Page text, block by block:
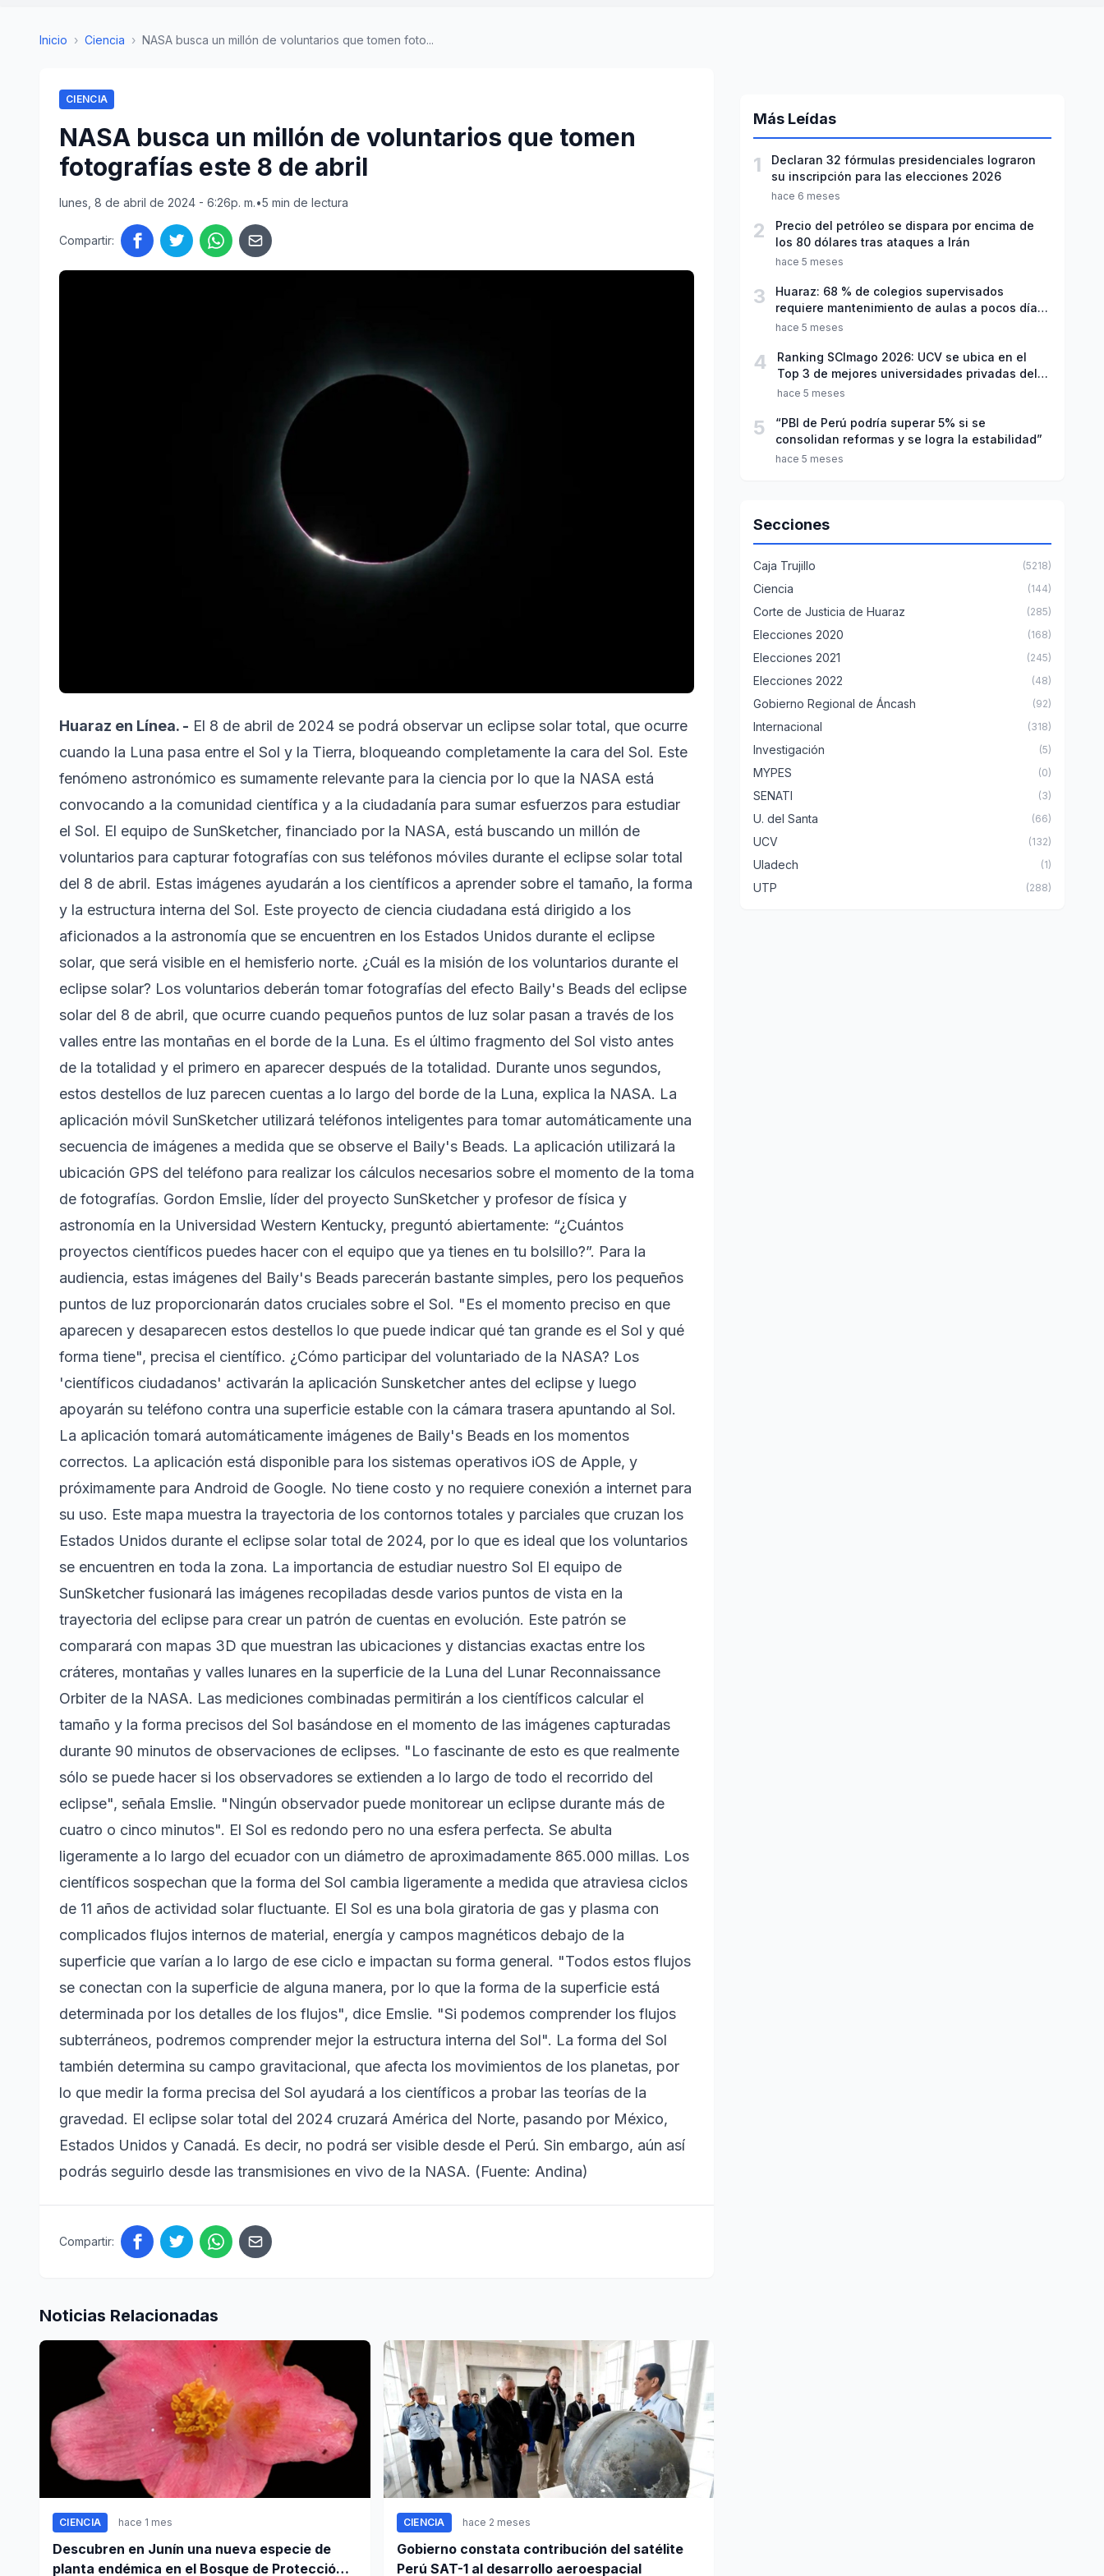
Inicio › Ciencia › NASA busca un millón de voluntarios que tomen foto...
CIENCIA
NASA busca un millón de voluntarios que tomen
fotografías este 8 de abril
lunes, 8 de abril de 2024 - 6:26p. m.•5 min de lectura
Compartir:
Huaraz en Línea. - El 8 de abril de 2024 se podrá observar un eclipse solar total, que ocurre
cuando la Luna pasa entre el Sol y la Tierra, bloqueando completamente la cara del Sol. Este
fenómeno astronómico es sumamente relevante para la ciencia por lo que la NASA está
convocando a la comunidad científica y a la ciudadanía para sumar esfuerzos para estudiar
el Sol. El equipo de SunSketcher, financiado por la NASA, está buscando un millón de
voluntarios para capturar fotografías con sus teléfonos móviles durante el eclipse solar total
del 8 de abril. Estas imágenes ayudarán a los científicos a aprender sobre el tamaño, la forma
y la estructura interna del Sol. Este proyecto de ciencia ciudadana está dirigido a los
aficionados a la astronomía que se encuentren en los Estados Unidos durante el eclipse
solar, que será visible en el hemisferio norte. ¿Cuál es la misión de los voluntarios durante el
eclipse solar? Los voluntarios deberán tomar fotografías del efecto Baily's Beads del eclipse
solar del 8 de abril, que ocurre cuando pequeños puntos de luz solar pasan a través de los
valles entre las montañas en el borde de la Luna. Es el último fragmento del Sol visto antes
de la totalidad y el primero en aparecer después de la totalidad. Durante unos segundos,
estos destellos de luz parecen cuentas a lo largo del borde de la Luna, explica la NASA. La
aplicación móvil SunSketcher utilizará teléfonos inteligentes para tomar automáticamente una
secuencia de imágenes a medida que se observe el Baily's Beads. La aplicación utilizará la
ubicación GPS del teléfono para realizar los cálculos necesarios sobre el momento de la toma
de fotografías. Gordon Emslie, líder del proyecto SunSketcher y profesor de física y
astronomía en la Universidad Western Kentucky, preguntó abiertamente: “¿Cuántos
proyectos científicos puedes hacer con el equipo que ya tienes en tu bolsillo?”. Para la
audiencia, estas imágenes del Baily's Beads parecerán bastante simples, pero los pequeños
puntos de luz proporcionarán datos cruciales sobre el Sol. "Es el momento preciso en que
aparecen y desaparecen estos destellos lo que puede indicar qué tan grande es el Sol y qué
forma tiene", precisa el científico. ¿Cómo participar del voluntariado de la NASA? Los
'científicos ciudadanos' activarán la aplicación Sunsketcher antes del eclipse y luego
apoyarán su teléfono contra una superficie estable con la cámara trasera apuntando al Sol.
La aplicación tomará automáticamente imágenes de Baily's Beads en los momentos
correctos. La aplicación está disponible para los sistemas operativos iOS de Apple, y
próximamente para Android de Google. No tiene costo y no requiere conexión a internet para
su uso. Este mapa muestra la trayectoria de los contornos totales y parciales que cruzan los
Estados Unidos durante el eclipse solar total de 2024, por lo que es ideal que los voluntarios
se encuentren en toda la zona. La importancia de estudiar nuestro Sol El equipo de
SunSketcher fusionará las imágenes recopiladas desde varios puntos de vista en la
trayectoria del eclipse para crear un patrón de cuentas en evolución. Este patrón se
comparará con mapas 3D que muestran las ubicaciones y distancias exactas entre los
cráteres, montañas y valles lunares en la superficie de la Luna del Lunar Reconnaissance
Orbiter de la NASA. Las mediciones combinadas permitirán a los científicos calcular el
tamaño y la forma precisos del Sol basándose en el momento de las imágenes capturadas
durante 90 minutos de observaciones de eclipses. "Lo fascinante de esto es que realmente
sólo se puede hacer si los observadores se extienden a lo largo de todo el recorrido del
eclipse", señala Emslie. "Ningún observador puede monitorear un eclipse durante más de
cuatro o cinco minutos". El Sol es redondo pero no una esfera perfecta. Se abulta
ligeramente a lo largo del ecuador con un diámetro de aproximadamente 865.000 millas. Los
científicos sospechan que la forma del Sol cambia ligeramente a medida que atraviesa ciclos
de 11 años de actividad solar fluctuante. El Sol es una bola giratoria de gas y plasma con
complicados flujos internos de material, energía y campos magnéticos debajo de la
superficie que varían a lo largo de ese ciclo e impactan su forma general. "Todos estos flujos
se conectan con la superficie de alguna manera, por lo que la forma de la superficie está
determinada por los detalles de los flujos", dice Emslie. "Si podemos comprender los flujos
subterráneos, podremos comprender mejor la estructura interna del Sol". La forma del Sol
también determina su campo gravitacional, que afecta los movimientos de los planetas, por
lo que medir la forma precisa del Sol ayudará a los científicos a probar las teorías de la
gravedad. El eclipse solar total del 2024 cruzará América del Norte, pasando por México,
Estados Unidos y Canadá. Es decir, no podrá ser visible desde el Perú. Sin embargo, aún así
podrás seguirlo desde las transmisiones en vivo de la NASA. (Fuente: Andina)
Compartir:
Noticias Relacionadas
CIENCIA hace 1 mes
Descubren en Junín una nueva especie de
planta endémica en el Bosque de Protección
CIENCIA hace 2 meses
Gobierno constata contribución del satélite
Perú SAT-1 al desarrollo aeroespacial
Más Leídas
1
Declaran 32 fórmulas presidenciales lograron
su inscripción para las elecciones 2026
hace 6 meses
2
Precio del petróleo se dispara por encima de
los 80 dólares tras ataques a Irán
hace 5 meses
3
Huaraz: 68 % de colegios supervisados
requiere mantenimiento de aulas a pocos días
de inicio del año escolar 2026
hace 5 meses
4
Ranking SCImago 2026: UCV se ubica en el
Top 3 de mejores universidades privadas del
Perú
hace 5 meses
5
“PBI de Perú podría superar 5% si se
consolidan reformas y se logra la estabilidad”
hace 5 meses
Secciones
Caja Trujillo (5218)
Ciencia (144)
Corte de Justicia de Huaraz (285)
Elecciones 2020 (168)
Elecciones 2021 (245)
Elecciones 2022 (48)
Gobierno Regional de Áncash (92)
Internacional (318)
Investigación (5)
MYPES (0)
SENATI (3)
U. del Santa (66)
UCV (132)
Uladech (1)
UTP (288)